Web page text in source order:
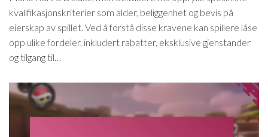
kvalifikasjonskriterier som alder, beliggenhet og bevis på
eierskap av spillet. Ved å forstå disse kravene kan spillere låse
opp ulike fordeler, inkludert rabatter, eksklusive gjenstander
og tilgang til…